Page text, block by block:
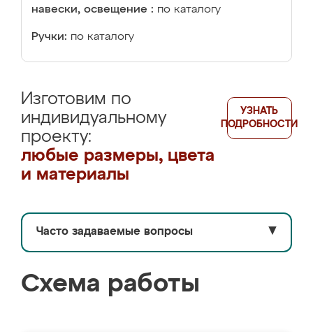
навески, освещение : по каталогу
Ручки: по каталогу
Изготовим по
индивидуальному
проекту:
любые размеры, цвета
и материалы
УЗНАТЬ
ПОДРОБНОСТИ
Часто задаваемые вопросы ▼
Схема работы